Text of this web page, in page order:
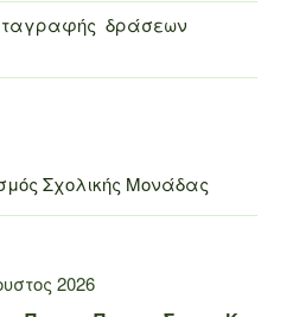
δράσεων
Σχολικής Μονάδας
2026